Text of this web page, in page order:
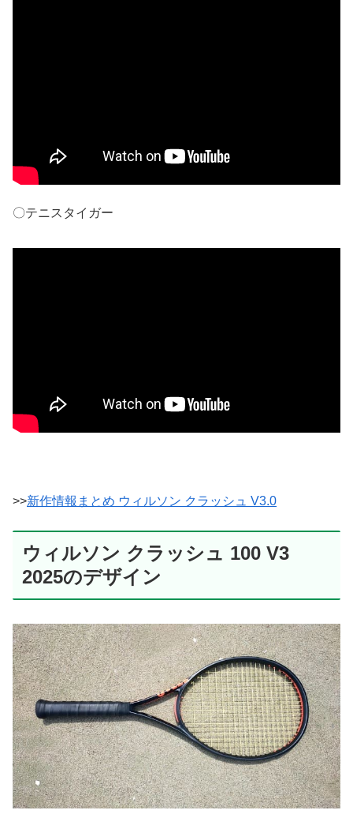
〇テニスタイガー
>>新作情報まとめ ウィルソン クラッシュ V3.0
ウィルソン クラッシュ 100 V3
2025のデザイン